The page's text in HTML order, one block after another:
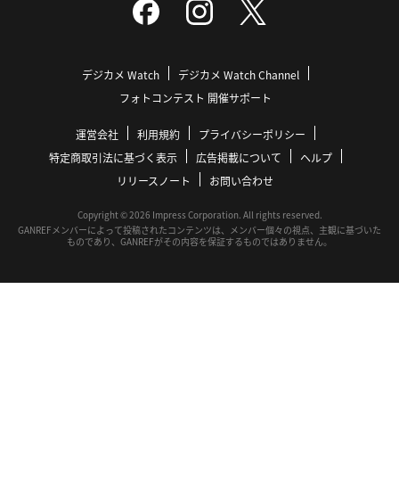
デジカメ Watch
デジカメ Watch Channel
フォトコンテスト 開催サポート
運営会社 利用規約
プライバシーポリシー
特定商取引法に基づく表示
広告掲載について
ヘルプ
リリースノート
お問い合わせ
Copyright © 2026 Impress Corporation. All rights reserved.
GANREFメンバーによって投稿されたコンテンツは、メンバー個々の視点、主観に基づいた
ものであり、GANREFがその内容を保証するものではありません。